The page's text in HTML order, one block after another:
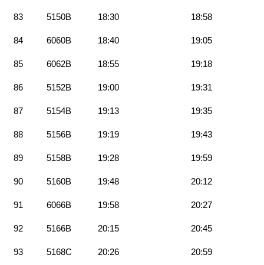
83 5150B 18:30 18:58
84 6060B 18:40 19:05
85 6062B 18:55 19:18
86 5152B 19:00 19:31
87 5154B 19:13 19:35
88 5156B 19:19 19:43
89 5158B 19:28 19:59
90 5160B 19:48 20:12
91 6066B 19:58 20:27
92 5166B 20:15 20:45
93 5168C 20:26 20:59